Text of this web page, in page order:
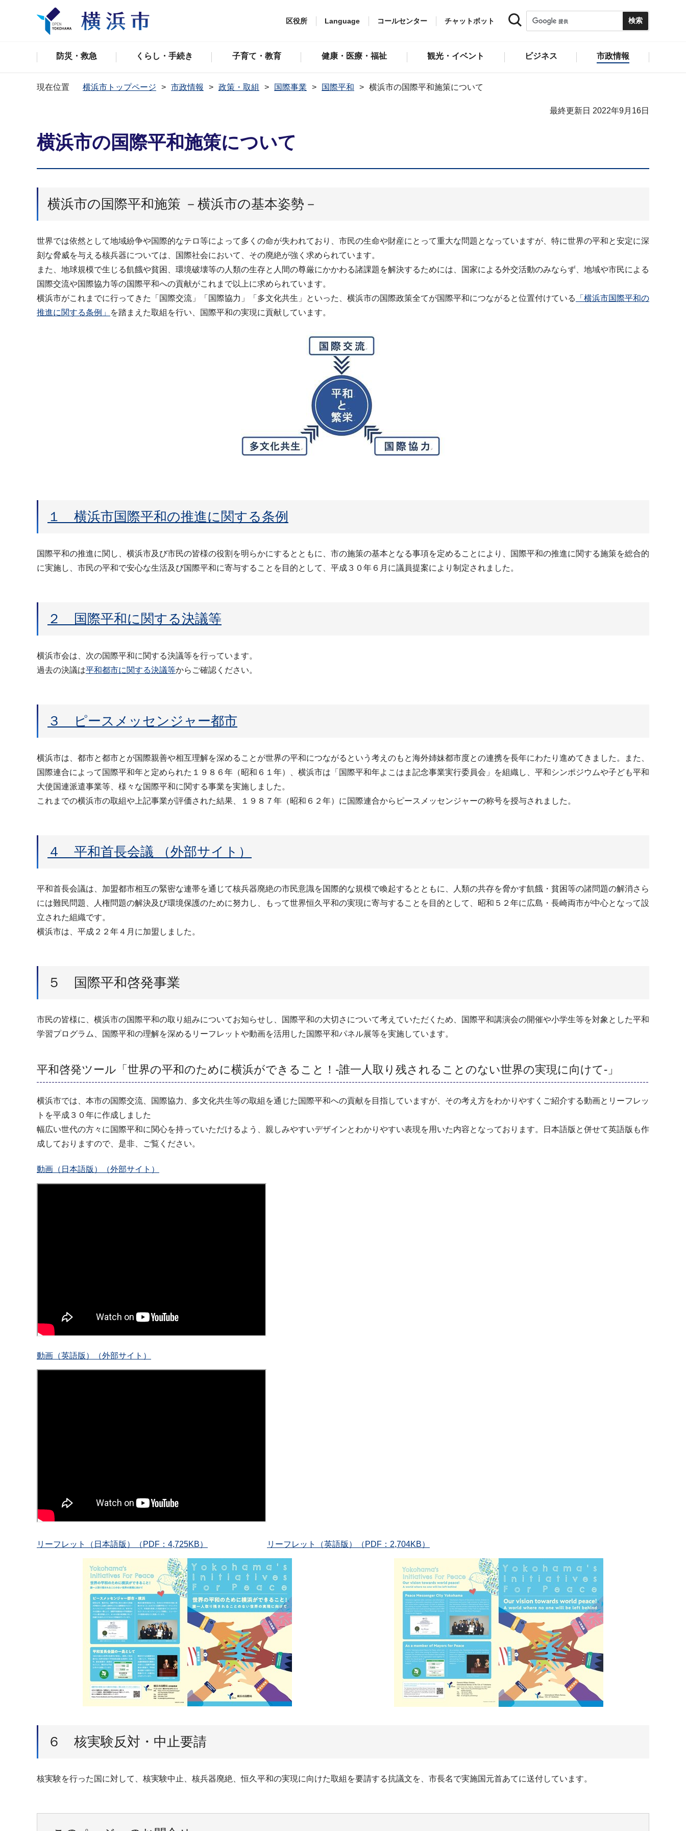
区役所 Language コールセンター チャットボット
防災・救急 くらし・手続き 子育て・教育 健康・医療・福祉 観光・イベント ビジネス 市政情報
現在位置 横浜市トップページ 市政情報 政策・取組 国際事業 国際平和 横浜市の国際平和施策について
最終更新日 2022年9月16日
横浜市の国際平和施策について
横浜市の国際平和施策 －横浜市の基本姿勢－
世界では依然として地域紛争や国際的なテロ等によって多くの命が失われており、市民の生命や財産にとって重大な問題となっていますが、特に世界の平和と安定に深
刻な脅威を与える核兵器については、国際社会において、その廃絶が強く求められています。
また、地球規模で生じる飢餓や貧困、環境破壊等の人類の生存と人間の尊厳にかかわる諸課題を解決するためには、国家による外交活動のみならず、地域や市民による
国際交流や国際協力等の国際平和への貢献がこれまで以上に求められています。
横浜市がこれまでに行ってきた「国際交流」「国際協力」「多文化共生」といった、横浜市の国際政策全てが国際平和につながると位置付けている
「横浜市国際平和の
推進に関する条例」
を踏まえた取組を行い、国際平和の実現に貢献しています。
１ 横浜市国際平和の推進に関する条例
国際平和の推進に関し、横浜市及び市民の皆様の役割を明らかにするとともに、市の施策の基本となる事項を定めることにより、国際平和の推進に関する施策を総合的
に実施し、市民の平和で安心な生活及び国際平和に寄与することを目的として、平成３０年６月に議員提案により制定されました。
２ 国際平和に関する決議等
横浜市会は、次の国際平和に関する決議等を行っています。
過去の決議は平和都市に関する決議等からご確認ください。
３ ピースメッセンジャー都市
横浜市は、都市と都市とが国際親善や相互理解を深めることが世界の平和につながるという考えのもと海外姉妹都市度との連携を長年にわたり進めてきました。また、
国際連合によって国際平和年と定められた１９８６年（昭和６１年）、横浜市は「国際平和年よこはま記念事業実行委員会」を組織し、平和シンポジウムや子ども平和
大使国連派遣事業等、様々な国際平和に関する事業を実施しました。
これまでの横浜市の取組や上記事業が評価された結果、１９８７年（昭和６２年）に国際連合からピースメッセンジャーの称号を授与されました。
４ 平和首長会議 （外部サイト）
平和首長会議は、加盟都市相互の緊密な連帯を通じて核兵器廃絶の市民意識を国際的な規模で喚起するとともに、人類の共存を脅かす飢餓・貧困等の諸問題の解消さら
には難民問題、人権問題の解決及び環境保護のために努力し、もって世界恒久平和の実現に寄与することを目的として、昭和５２年に広島・長崎両市が中心となって設
立された組織です。
横浜市は、平成２２年４月に加盟しました。
５ 国際平和啓発事業
市民の皆様に、横浜市の国際平和の取り組みについてお知らせし、国際平和の大切さについて考えていただくため、国際平和講演会の開催や小学生等を対象とした平和
学習プログラム、国際平和の理解を深めるリーフレットや動画を活用した国際平和パネル展等を実施しています。
平和啓発ツール「世界の平和のために横浜ができること！-誰一人取り残されることのない世界の実現に向けて-」
横浜市では、本市の国際交流、国際協力、多文化共生等の取組を通じた国際平和への貢献を目指していますが、その考え方をわかりやすくご紹介する動画とリーフレッ
トを平成３０年に作成しました
幅広い世代の方々に国際平和に関心を持っていただけるよう、親しみやすいデザインとわかりやすい表現を用いた内容となっております。日本語版と併せて英語版も作
成しておりますので、是非、ご覧ください。
動画（日本語版）（外部サイト）
動画（英語版）（外部サイト）
リーフレット（日本語版）（PDF：4,725KB） リーフレット（英語版）（PDF：2,704KB）
６ 核実験反対・中止要請
核実験を行った国に対して、核実験中止、核兵器廃絶、恒久平和の実現に向けた取組を要請する抗議文を、市長名で実施国元首あてに送付しています。